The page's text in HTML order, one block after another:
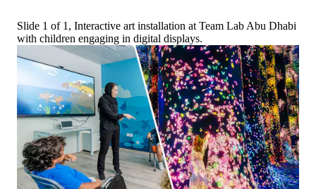
Slide 1 of 1, Interactive art installation at Team Lab Abu Dhabi
with children engaging in digital displays.